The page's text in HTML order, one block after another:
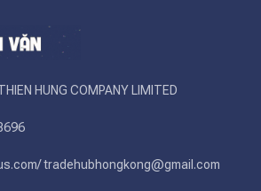
HUNG COMPANY LIMITED
tradehubhongkong@gmail.com